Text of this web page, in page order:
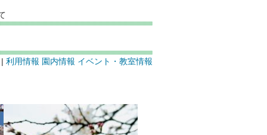
利用情報 園内情報 イベント・教室情報